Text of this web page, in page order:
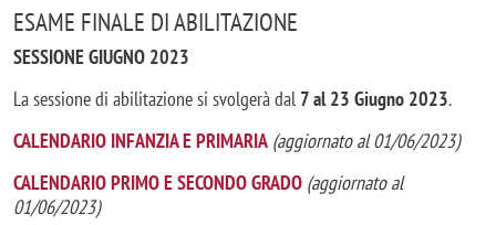
ESAME FINALE DI ABILITAZIONE
SESSIONE GIUGNO 2023
La sessione di abilitazione si svolgerà dal 7 al 23 Giugno 2023.
CALENDARIO INFANZIA E PRIMARIA (aggiornato al 01/06/2023)
CALENDARIO PRIMO E SECONDO GRADO (aggiornato al
01/06/2023)